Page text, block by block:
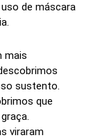
de máscara
mais
sustento.
que
viraram